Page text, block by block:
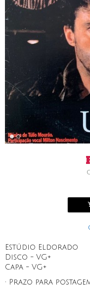
Estúdio Eldorado
Disco - VG+
Capa - VG+
• Prazo para